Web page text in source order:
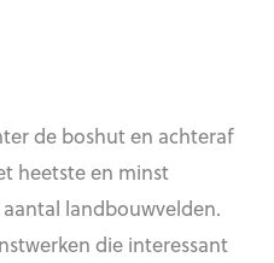
de boshut en achteraf
heetste en minst
landbouwvelden.
die interessant